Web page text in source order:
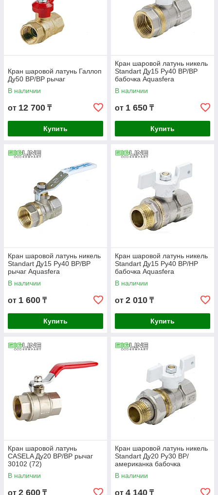
Кран шаровой латунь Галлоп
Ду50 ВР/ВР рычаг
В наличии
от 12 700 ₸
Купить
Кран шаровой латунь никель
Standart Ду15 Ру40 ВР/ВР
бабочка Aquasfera
В наличии
от 1 650 ₸
Купить
Кран шаровой латунь никель
Standart Ду15 Ру40 ВР/ВР
рычаг Aquasfera
В наличии
от 1 600 ₸
Купить
Кран шаровой латунь никель
Standart Ду15 Ру40 ВР/НР
бабочка Aquasfera
В наличии
от 2 010 ₸
Купить
Кран шаровой латунь
CASELA Ду20 ВР/ВР рычаг
30102 (72)
В наличии
от 2 600 ₸
Кран шаровой латунь никель
Standart Ду20 Ру30 ВР/
американка бабочка
Aquasfera
В наличии
от 4 140 ₸